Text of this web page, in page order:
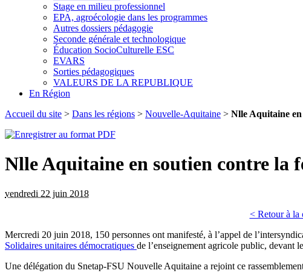
Stage en milieu professionnel
EPA, agroécologie dans les programmes
Autres dossiers pédagogie
Seconde générale et technologique
Éducation SocioCulturelle ESC
EVARS
Sorties pédagogiques
VALEURS DE LA REPUBLIQUE
En Région
Accueil du site > Dans les régions > Nouvelle-Aquitaine > Nlle Aquitaine
Nlle Aquitaine en soutien contre la
vendredi 22 juin 2018
< Retour à la
Mercredi 20 juin 2018, 150 personnes ont manifesté, à l’appel de
Solidaires unitaires démocratiques de l’enseignement agricole public, devant
Une délégation du Snetap-FSU Nouvelle Aquitaine a rejoint ce